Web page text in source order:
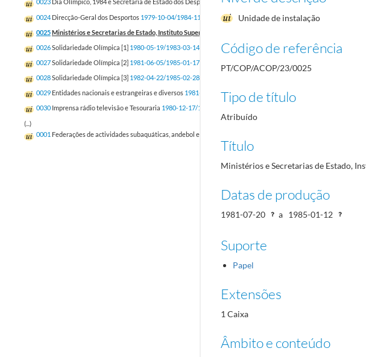
0023 Dia Olímpico, 1984 e Secretaria de Estado dos Desportos
1980-12-05/1984-11-29
0024 Direcção-Geral dos Desportos 1979-10-04/1984-11-27
0025Ministérios e Secretarias de Estado, Instituto Superior de Educação Física e Federações Internacionais
0026Solidariedade Olímpica [1] 1980-05-19/1983-03-14
0027Solidariedade Olímpica [2] 1981-06-05/1985-01-17
0028Solidariedade Olímpica [3] 1982-04-22/1985-02-28
0029 Entidades nacionais e estrangeiras e diversos 1981-01-14/1985-02-13
0030 Imprensa rádio televisão e Tesouraria 1980-12-17/1985-01-28
(...)
0001 Federações de actividades subaquáticas, andebol e atletismo
Unidade de instalação
Código de referência
PT/COP/ACOP/23/0025
Tipo de título
Atribuído
Título
Ministérios e Secretarias de Estado,
Datas de produção
1981-07-20 a 1985-01-12
Suporte
Papel
Extensões
1 Caixa
Âmbito e conteúdo